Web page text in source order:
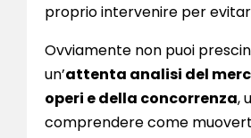
proprio intervenire per
Ovviamente non puoi
un’attenta analisi del
operi e della concorrenza,
comprendere come